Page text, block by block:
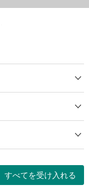
日本におけるドイツワ
すべてを受け入れる